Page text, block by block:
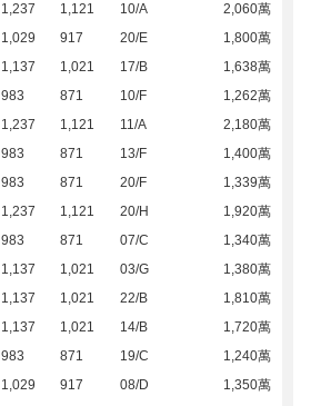
1,237 1,121 10/A
2,060萬
1,029 917 20/E
1,800萬
1,137 1,021 17/B
1,638萬
983 871 10/F
1,262萬
1,237 1,121 11/A
2,180萬
983 871 13/F
1,400萬
983 871 20/F
1,339萬
1,237 1,121 20/H
1,920萬
983 871 07/C
1,340萬
1,137 1,021 03/G
1,380萬
1,137 1,021 22/B
1,810萬
1,137 1,021 14/B
1,720萬
983 871 19/C
1,240萬
1,029 917 08/D
1,350萬